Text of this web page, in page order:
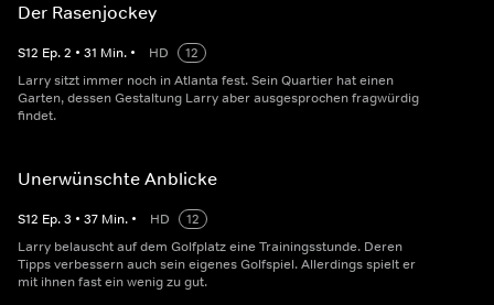
Der Rasenjockey
S12 Ep.2 • 31 Min. • HD
12
Larry sitzt immer noch in Atlanta fest. Sein Quartier hat einen
Garten, dessen Gestaltung Larry aber ausgesprochen fragwürdig
findet.
Unerwünschte Anblicke
S12 Ep.3 • 37 Min. • HD
12
Larry belauscht auf dem Golfplatz eine Trainingsstunde. Deren
Tipps verbessern auch sein eigenes Golfspiel. Allerdings spielt er
mit ihnen fast ein wenig zu gut.